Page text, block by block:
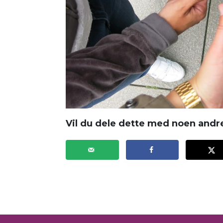
Vil du dele dette med noen